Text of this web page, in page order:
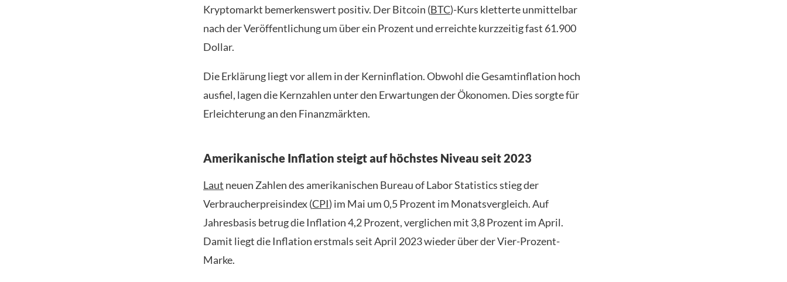
Kryptomarkt bemerkenswert positiv. Der Bitcoin (BTC)-Kurs kletterte unmittelbar
nach der Veröffentlichung um über ein Prozent und erreichte kurzzeitig fast 61.900
Dollar.
Die Erklärung liegt vor allem in der Kerninflation. Obwohl die Gesamtinflation hoch
ausfiel, lagen die Kernzahlen unter den Erwartungen der Ökonomen. Dies sorgte für
Erleichterung an den Finanzmärkten.
Amerikanische Inflation steigt auf höchstes Niveau seit 2023
Laut neuen Zahlen des amerikanischen Bureau of Labor Statistics stieg der
Verbraucherpreisindex (CPI) im Mai um 0,5 Prozent im Monatsvergleich. Auf
Jahresbasis betrug die Inflation 4,2 Prozent, verglichen mit 3,8 Prozent im April.
Damit liegt die Inflation erstmals seit April 2023 wieder über der Vier-Prozent-
Marke.